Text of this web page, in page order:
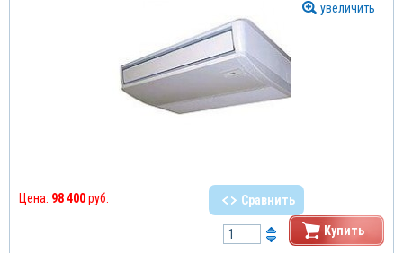
увеличить
Цена: 98 400руб. Сравнить
Купить